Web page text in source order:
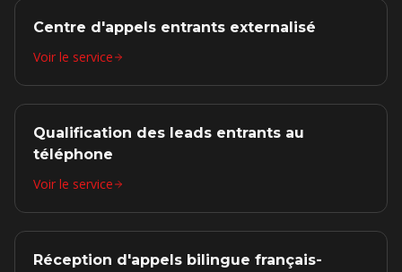
Centre d'appels entrants externalisé
Voir le service
Qualification des leads entrants au
téléphone
Voir le service
Réception d'appels bilingue français-